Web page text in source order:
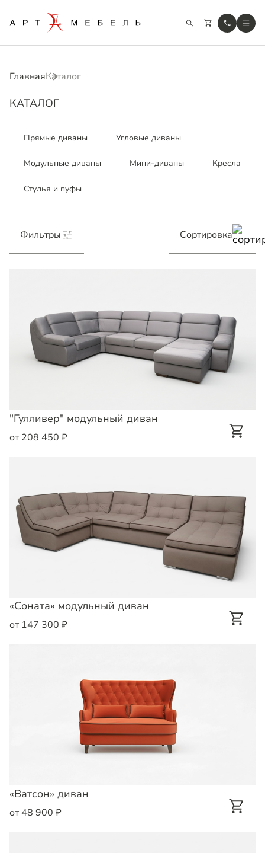
ГлавнаяКаталог
КАТАЛОГ
Прямые диваны Угловые диваны
Модульные диваны Мини-диваны Кресла
Стулья и пуфы
Фильтры Сортировка
"Гулливер" модульный диван
от 208 450 ₽
«Соната» модульный диван
от 147 300 ₽
«Ватсон» диван
от 48 900 ₽